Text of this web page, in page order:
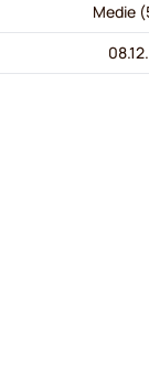
Medie